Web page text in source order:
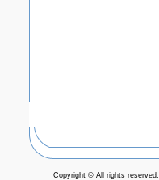
Copyright © All rights reserved.